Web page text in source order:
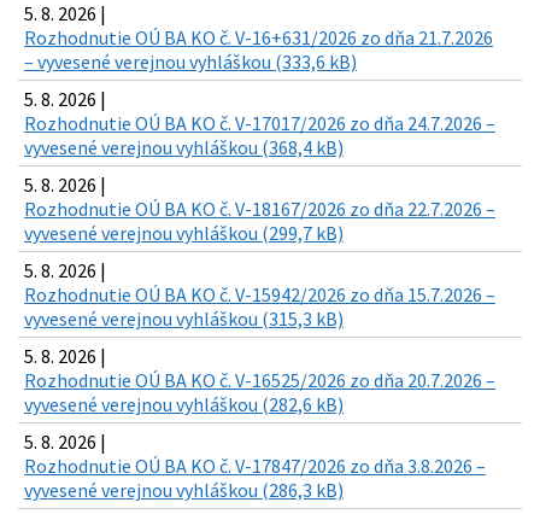
5. 8. 2026 |
Rozhodnutie OÚ BA KO č. V-16+631/2026 zo dňa 21.7.2026
– vyvesené verejnou vyhláškou (333,6 kB)
5. 8. 2026 |
Rozhodnutie OÚ BA KO č. V-17017/2026 zo dňa 24.7.2026 –
vyvesené verejnou vyhláškou (368,4 kB)
5. 8. 2026 |
Rozhodnutie OÚ BA KO č. V-18167/2026 zo dňa 22.7.2026 –
vyvesené verejnou vyhláškou (299,7 kB)
5. 8. 2026 |
Rozhodnutie OÚ BA KO č. V-15942/2026 zo dňa 15.7.2026 –
vyvesené verejnou vyhláškou (315,3 kB)
5. 8. 2026 |
Rozhodnutie OÚ BA KO č. V-16525/2026 zo dňa 20.7.2026 –
vyvesené verejnou vyhláškou (282,6 kB)
5. 8. 2026 |
Rozhodnutie OÚ BA KO č. V-17847/2026 zo dňa 3.8.2026 –
vyvesené verejnou vyhláškou (286,3 kB)